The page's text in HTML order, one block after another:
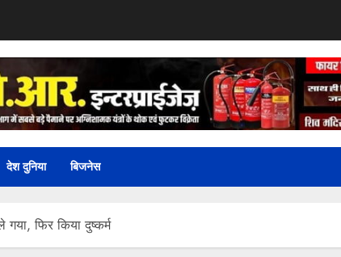
देश दुनिया बिजनेस
फिर किया दुष्कर्म